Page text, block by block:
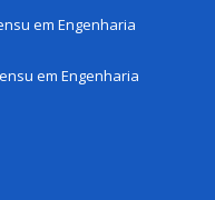
em Engenharia
em Engenharia